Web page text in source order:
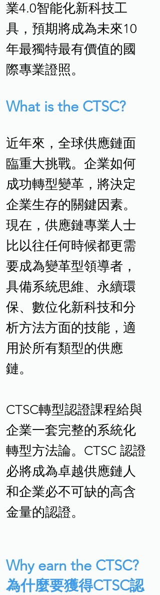
業4.0智能化新科技工
具，預期將成為未來10
年最獨特最有價值的國
際專業證照。
What is the CTSC?
近年來，全球供應鏈面
臨重大挑戰。企業如何
成功轉型變革，將決定
企業生存的關鍵因素。
現在，供應鏈專業人士
比以往任何時候都更需
要成為變革型領導者，
具備系統思維、永續環
保、數位化新科技和分
析方法方面的技能，適
用於所有類型的供應
鏈。
CTSC轉型認證課程給與
企業一套完整的系統化
轉型方法論。CTSC 認證
必將成為卓越供應鏈人
和企業必不可缺的高含
金量的認證。
Why earn the CTSC?
為什麼要獲得CTSC認